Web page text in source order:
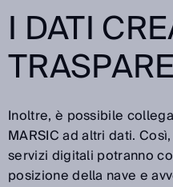
I DATI
Inoltre, è possibile
MARSIC ad altri dati.
servizi digitali potranno
posizione della nave e